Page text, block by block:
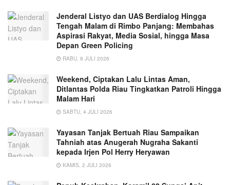
Jenderal Listyo dan UAS Berdialog Hingga
Tengah Malam di Rimbo Panjang: Membahas
Aspirasi Rakyat, Media Sosial, hingga Masa
Depan Green Policing
RABU, 8 JULI 2026
Weekend, Ciptakan Lalu Lintas Aman,
Ditlantas Polda Riau Tingkatkan Patroli Hingga
Malam Hari
SABTU, 4 JULI 2026
Yayasan Tanjak Bertuah Riau Sampaikan
Tahniah atas Anugerah Nugraha Sakanti
kepada Irjen Pol Herry Heryawan
KAMIS, 2 JULI 2026